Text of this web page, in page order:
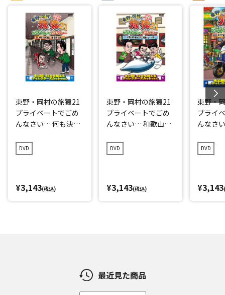
東野・岡村の旅猿21
プライベートでごめ
んなさい… 何も決め
ミアム完全版
DVD
¥3,143(税込)
東野・岡村の旅猿21
プライベートでごめ
んなさい… 和歌山県
ョーへの旅 プレミア
ム完全版
DVD
¥3,143(税込)
東野・
プライ
んなさ
編 プレ
DVD
¥3,143
最近見た商品